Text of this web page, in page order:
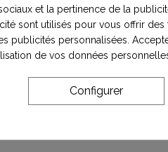
et la pertinence de la
sont utilisés pour vous offrir
publicités personnalisées.
de vos données
Configurer